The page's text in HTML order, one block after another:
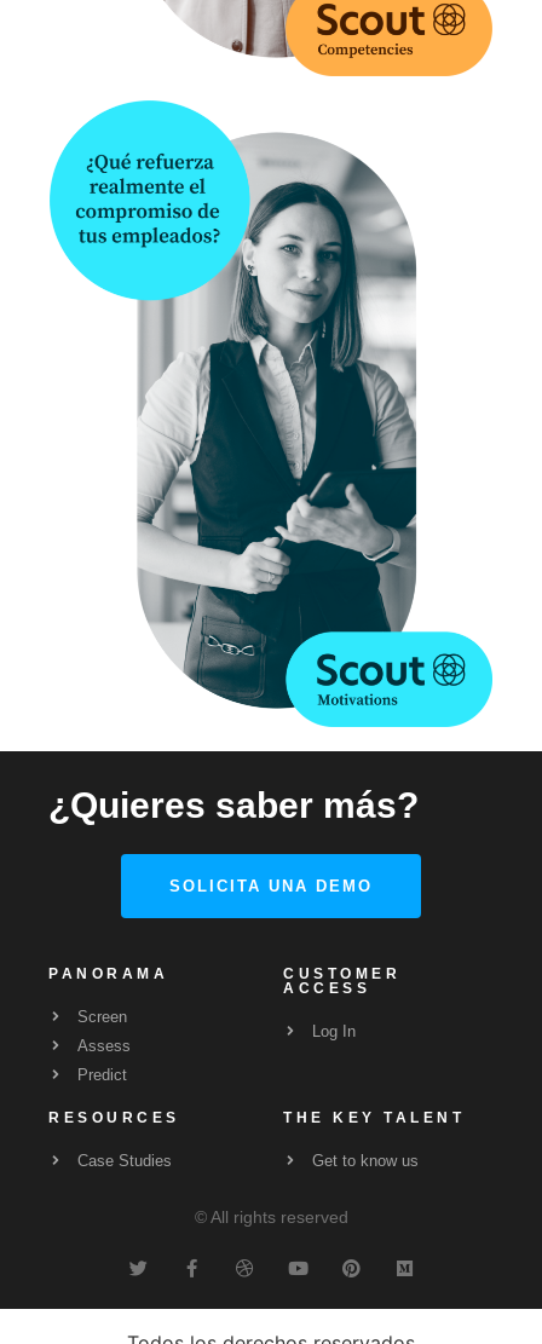
¿Quieres saber más?
SOLICITA UNA DEMO
PANORAMA
Screen
Assess
Predict
CUSTOMER
ACCESS
Log In
RESOURCES
Case Studies
THE KEY TALENT
Get to know us
© All rights reserved